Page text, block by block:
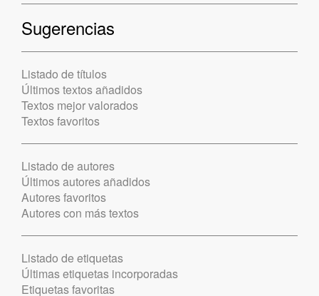
Sugerencias
Listado de títulos
Últimos textos añadidos
Textos mejor valorados
Textos favoritos
Listado de autores
Últimos autores añadidos
Autores favoritos
Autores con más textos
Listado de etiquetas
Últimas etiquetas incorporadas
Etiquetas favoritas